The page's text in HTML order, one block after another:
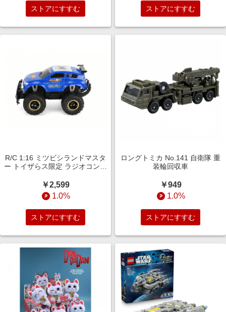
ストアにすすむ ストアにすすむ
R/C 1:16 ミツビシランドマスタ
ー トイザらス限定 ラジオコント
￥2,599
1.0%
ストアにすすむ
ロングトミカ No.141 自衛隊 重
装輪回収車
￥949
1.0%
ストアにすすむ